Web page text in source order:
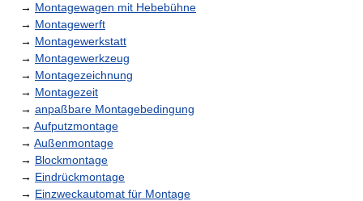
→ Montagewagen mit Hebebühne
→ Montagewerft
→ Montagewerkstatt
→ Montagewerkzeug
→ Montagezeichnung
→ Montagezeit
→ anpaßbare Montagebedingung
→ Aufputzmontage
→ Außenmontage
→ Blockmontage
→ Eindrückmontage
→ Einzweckautomat für Montage